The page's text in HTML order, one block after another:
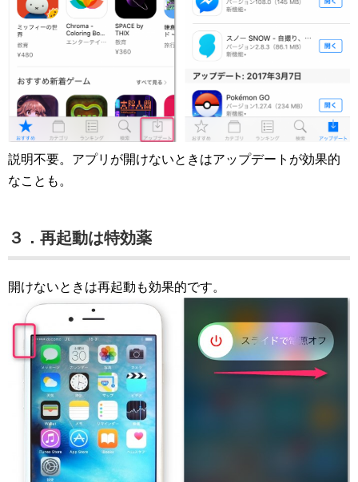
説明不要。アプリが開けないときはアップデートが効果的
なことも。
３．再起動は特効薬
開けないときは再起動も効果的です。